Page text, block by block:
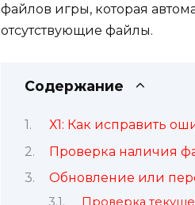
файлов игры, которая
отсутствующие файлы.
Содержание
Х1: Как исправить
Проверка наличия
Обновление или
Проверка